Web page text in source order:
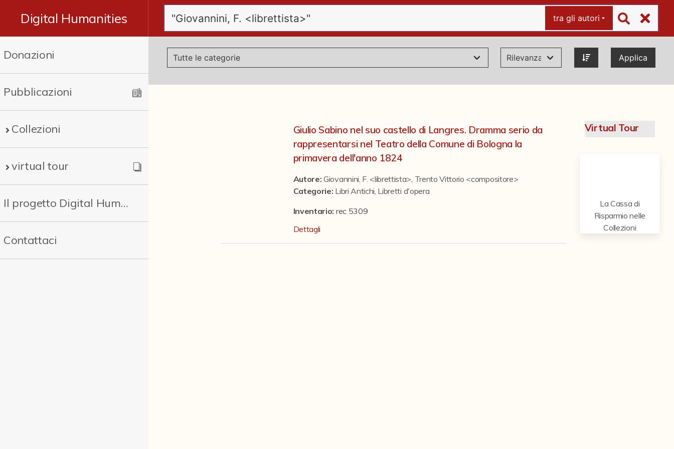
Digital Humanities
Donazioni
Pubblicazioni
Collezioni
virtual tour
Il progetto Digital Humanities
Contattaci
tra gli autori
Applica
Giulio Sabino nel suo castello di Langres. Dramma serio da
rappresentarsi nel Teatro della Comune di Bologna la
primavera dell'anno 1824
Autore:Giovannini, F. <librettista>, Trento Vittorio <compositore>
Categorie: Libri Antichi, Libretti d'opera
Inventario: rec 5309
Dettagli
Virtual Tour
La Cassa di
Risparmio nelle
Collezioni